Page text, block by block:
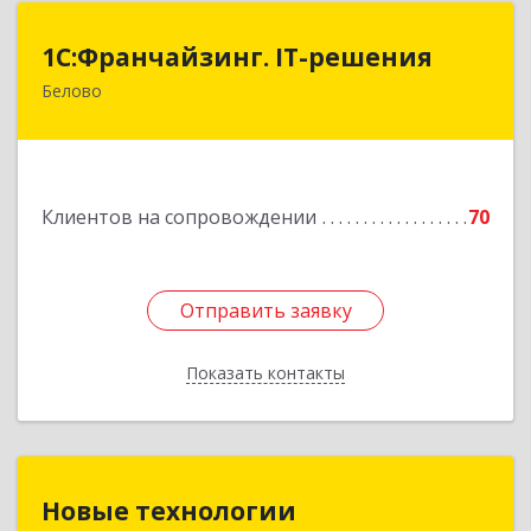
1С:Франчайзинг. IT-решения
Белово
Клиентов на сопровождении 70
Отправить заявку
Показать контакты
1С:Франчайзинг. IT-решения
Отправить заявку
Назад
Новые технологии